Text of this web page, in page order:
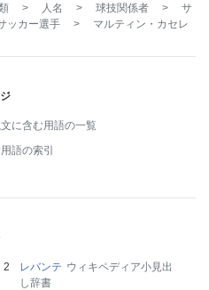
> 人名 > 球技関係者 >
サ
ッカー選手 >
マルティン・カセレ
に含む用語の一覧
語の索引
レバンテ ウィキペディア小見出
し辞書